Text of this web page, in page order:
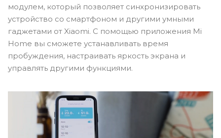
модулем, который позволяет синхронизировать
устройство со смартфоном и другими умными
гаджетами от Xiaomi. С помощью приложения Mi
Home вы сможете устанавливать время
пробуждения, настраивать яркость экрана и
управлять другими функциями.